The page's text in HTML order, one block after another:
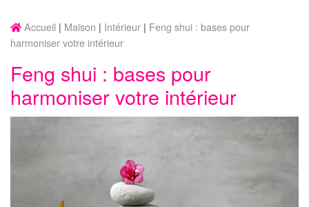
Accueil Maison Intérieur
Feng shui : bases pour
harmoniser votre intérieur
Feng shui : bases pour
harmoniser votre intérieur